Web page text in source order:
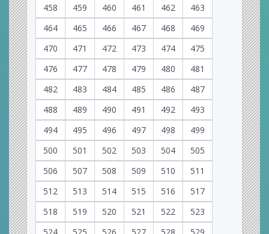
458 459 460 461 462
463
464
465 466 467 468
469
470
471 472 473 474
475
476
477 478 479 480
481
482
483 484 485 486
487
488
489 490 491 492
493
494
495 496 497 498
499
500
501 502 503 504
505
506
507 508 509 510
511
512
513 514 515 516
517
518
519 520 521 522
523